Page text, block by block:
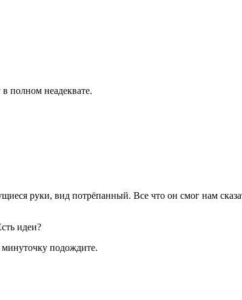
полном неадеквате.
руки, вид потрёпанный. Все что он смог нам
идеи?
подождите.